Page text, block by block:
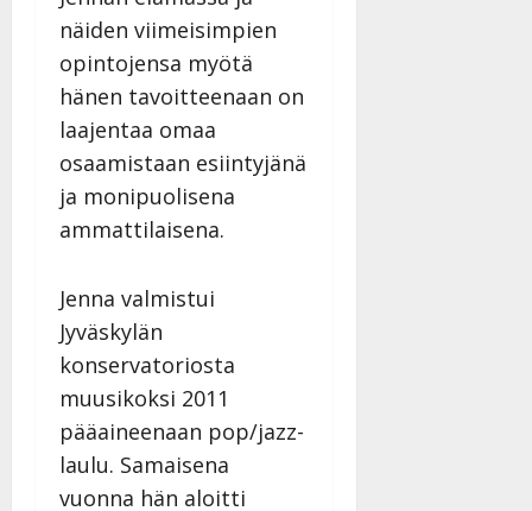
näiden viimeisimpien
opintojensa myötä
hänen tavoitteenaan on
laajentaa omaa
osaamistaan esiintyjänä
ja monipuolisena
ammattilaisena.
Jenna valmistui
Jyväskylän
konservatoriosta
muusikoksi 2011
pääaineenaan pop/jazz-
laulu. Samaisena
vuonna hän aloitti